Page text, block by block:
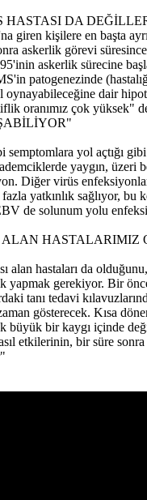
HASTASI DA
giren kişilere en başta
askerlik görevi
askerlik sürecine
patogenezinde
dair
oranımız çok yüksek"
yol açtığı
yaygın, üzeri
Diğer virüs
yatkınlık sağlıyor,
de solunum yolu
HASTALARIMIZ
alan hastaları da
gerekiyor. Bir
tanı tedavi
gösterecek. Kısa
büyük bir kaygı içinde
etkilerinin, bir süre